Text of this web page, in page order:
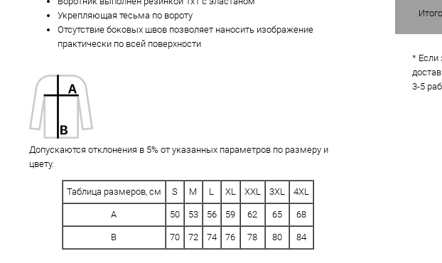
Итого
* Если
3-5
Укрепляющая тесьма по вороту
Отсутствие боковых швов позволяет наносить изображение
практически по всей поверхности
Допускаются отклонения в 5% от указанных параметров по размеру и
цвету.
Таблица размеров, см S M L XL XXL 3XL 4XL
A 50 53 56 59 62 65 68
B 70 72 74 76 78 80 84